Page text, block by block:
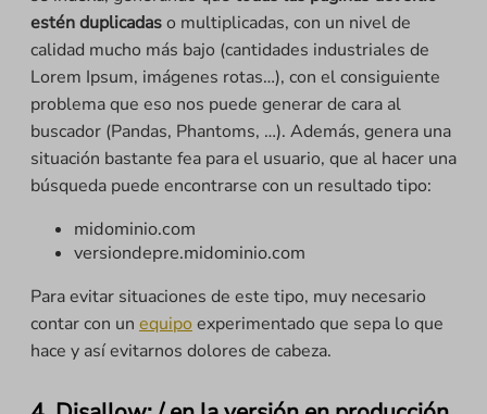
estén duplicadaso multiplicadas, con un nivel de
calidad mucho más bajo (cantidades industriales de
Lorem Ipsum, imágenes rotas…), con el consiguiente
problema que eso nos puede generar de cara al
buscador (Pandas, Phantoms, …). Además, genera una
situación bastante fea para el usuario, que al hacer una
búsqueda puede encontrarse con un resultado tipo:
midominio.com
versiondepre.midominio.com
Para evitar situaciones de este tipo, muy necesario
contar con un equipo experimentado que sepa lo que
hace y así evitarnos dolores de cabeza.